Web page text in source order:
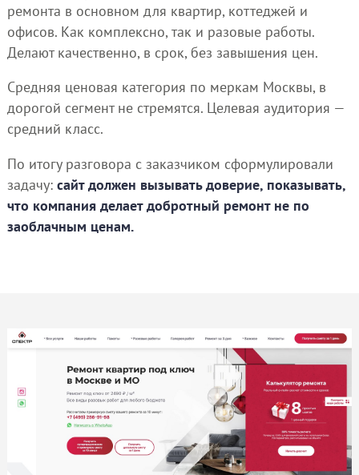
ремонта в основном для квартир, коттеджей и
офисов. Как комплексно, так и разовые работы.
Делают качественно, в срок, без завышения цен.
Средняя ценовая категория по меркам Москвы, в
дорогой сегмент не стремятся. Целевая аудитория —
средний класс.
По итогу разговора с заказчиком сформулировали
задачу: сайт должен вызывать доверие, показывать,
что компания делает добротный ремонт не по
заоблачным ценам.